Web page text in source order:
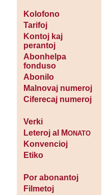
Kolofono
Tarifoj
Kontoj kaj
perantoj
Abonhelpa
fonduso
Abonilo
Malnovaj numeroj
Ciferecaj numeroj
Verki
Leteroj al MONATO
Konvencioj
Etiko
Por abonantoj
Filmetoj